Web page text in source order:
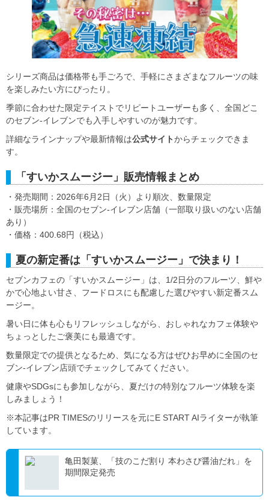
シリーズ商品は価格帯も手ごろで、手軽にさまざまなフルーツの味
を楽しみたい方にぴったり。
季節に合わせた限定テイストでリピートユーザーも多く、全国どこ
のセブン-イレブンでも入手しやすいのが魅力です。
詳細なラインナップや最新情報は公式サイトからチェックできま
す。
「すいかスムージー」販売情報まとめ
・発売期間：2026年6月2日（火）より順次、数量限定
・販売場所：全国のセブン‐イレブン店舗（一部取り扱いのない店舗
あり）
・価格：400.68円（税込）
夏の新定番は「すいかスムージー」で決まり！
セブンカフェの「すいかスムージー」は、1/2日分のフルーツ、鮮や
かで心地よい甘さ、フードロスにも配慮した選びやすい新定番スム
ージー。
暑い日に体も心もリフレッシュしながら、おしゃれなカフェ体験や
ちょっとしたご褒美にも最適です。
数量限定での提供となるため、気になる方はぜひお早めに全国のセ
ブン-イレブン店頭でチェックしてみてください。
健康やSDGsにも参加しながら、夏だけの特別なフルーツ体験を楽
しみましょう！
※本記事はPR TIMESのリリースを元にE START AIライターが執筆
しています。
亀田製菓、「技のこだ割り 本わさび醤油だれ」を
期間限定発売